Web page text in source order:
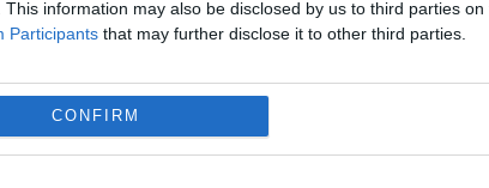
This information may also be disclosed by us to third parties on
Participants that may further disclose it to other third parties.
CONFIRM
Manolescu: „Caracterul nestatutar
de grupul minuscul de scriitori, este, în
tagmei scriitoricești n-au întârziat, șase
E limpede că celebrul critic